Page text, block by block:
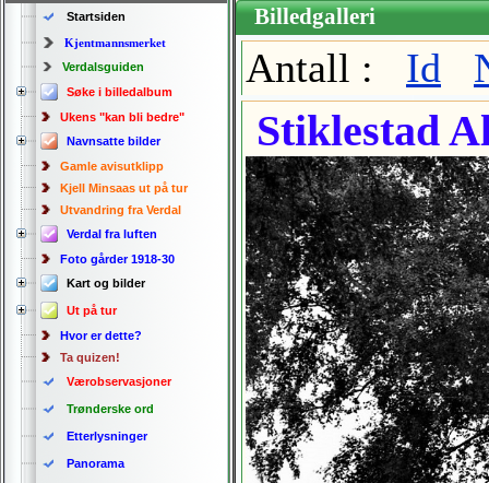
Startsiden
Kjentmannsmerket
Verdalsguiden
Søke i billedalbum
Ukens "kan bli bedre"
Navnsatte bilder
Gamle avisutklipp
Kjell Minsaas ut på tur
Utvandring fra Verdal
Verdal fra luften
Foto gårder 1918-30
Kart og bilder
Ut på tur
Hvor er dette?
Ta quizen!
Værobservasjoner
Trønderske ord
Etterlysninger
Panorama
Billedgalleri
Antall : Id
Stiklestad